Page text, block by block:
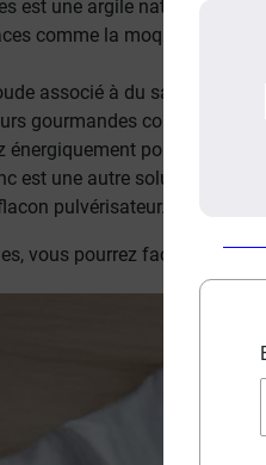
est une argile
comme la moquette. Il
associé à du savon noir
gourmandes comme celles
énergiquement pour de
est une autre solution
pulvérisateur.
vous pourrez facilement